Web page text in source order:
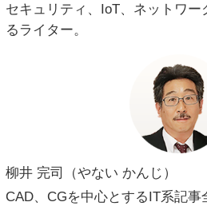
セキュリティ、IoT、ネットワ
るライター。
柳井 完司（やない かんじ）
CAD、CGを中心とするIT系記事